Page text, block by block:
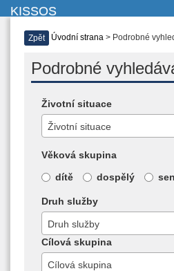
KISSOS
Zpět Úvodní strana > Podrobné
Podrobné
Životní situace
Životní situace
Věková skupina
dítě
dospělý
Druh služby
Druh služby
Cílová skupina
Cílová skupina